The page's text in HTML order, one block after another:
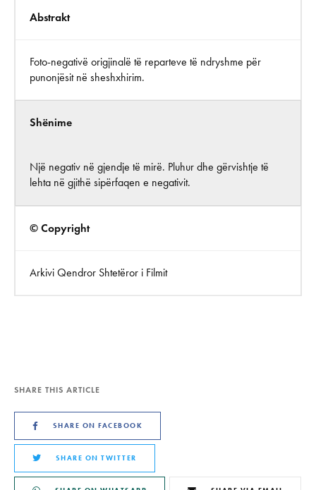
Abstrakt
Foto-negativë origjinalë të reparteve të ndryshme për
punonjësit në sheshxhirim.
Shënime
Një negativ në gjendje të mirë. Pluhur dhe gërvishtje të
lehta në gjithë sipërfaqen e negativit.
© Copyright
Arkivi Qendror Shtetëror i Filmit
SHARE THIS ARTICLE
SHARE ON FACEBOOK
SHARE ON TWITTER